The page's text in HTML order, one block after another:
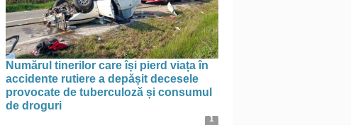
Numărul tinerilor care își pierd viața în
accidente rutiere a depășit decesele
provocate de tuberculoză și consumul
de droguri
1